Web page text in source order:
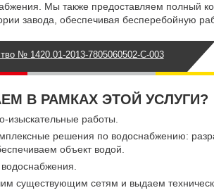
Мы также предоставляем полный
завода, обеспечивая бесперебойную
№ 1420.01-2013-7805060502-С-003
В РАМКАХ ЭТОЙ УСЛУГИ?
изыскательные работы.
решения по водоснабжению:
объект водой.
существующим сетям и выдаем